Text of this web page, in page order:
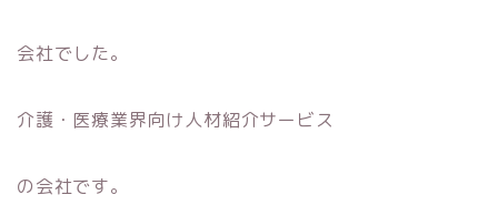
会社でした。
介護・医療業界向け人材紹介サービス
の会社です。